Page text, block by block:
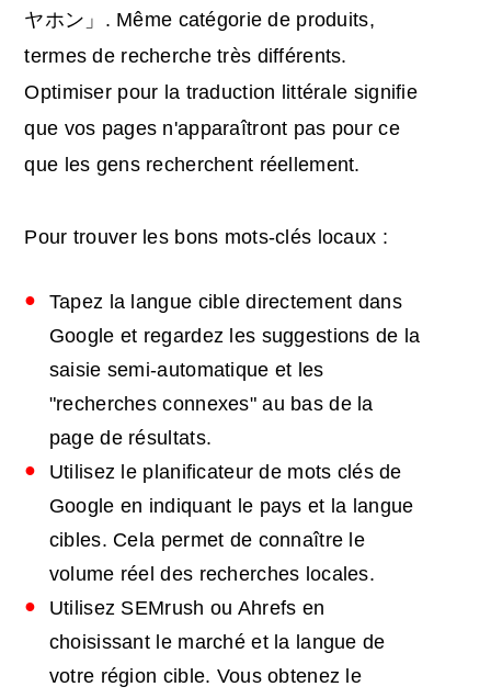
ヤホン」. Même catégorie de produits,
termes de recherche très différents.
Optimiser pour la traduction littérale signifie
que vos pages n'apparaîtront pas pour ce
que les gens recherchent réellement.
Pour trouver les bons mots-clés locaux :
Tapez la langue cible directement dans
Google et regardez les suggestions de la
saisie semi-automatique et les
"recherches connexes" au bas de la
page de résultats.
Utilisez le planificateur de mots clés de
Google en indiquant le pays et la langue
cibles. Cela permet de connaître le
volume réel des recherches locales.
Utilisez SEMrush ou Ahrefs en
choisissant le marché et la langue de
votre région cible. Vous obtenez le